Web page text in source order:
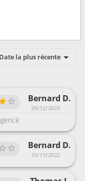
Date la plus récente
Bernard D.
29/12/2023
Bernard D.
19/11/2022